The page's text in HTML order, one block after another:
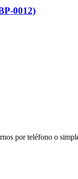
0012)
por teléfono o